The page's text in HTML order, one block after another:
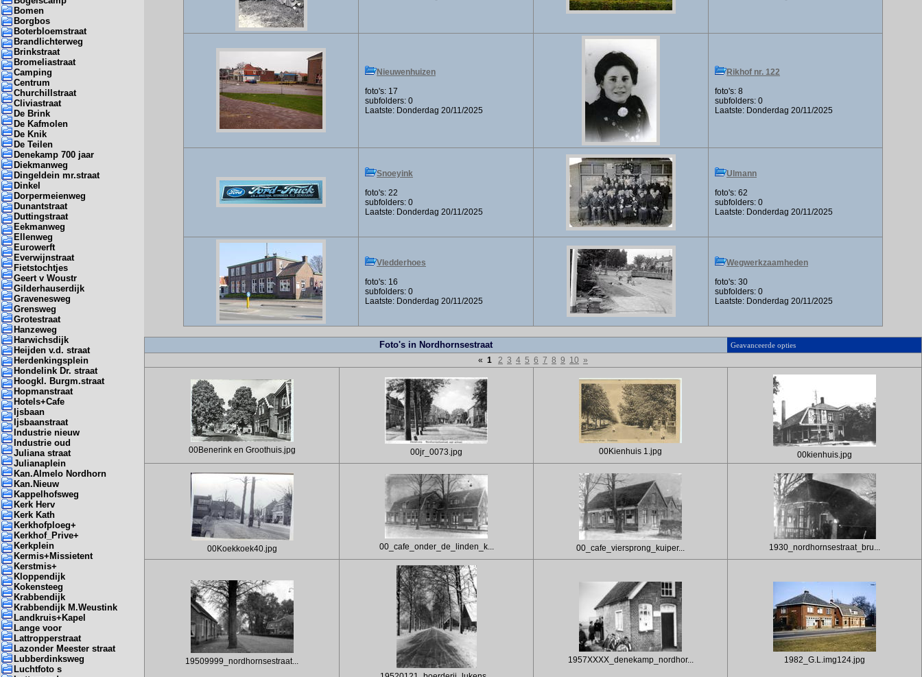
Bomen
Borgbos
Boterbloemstraat
Brandlichterweg
Brinkstraat
Bromeliastraat
Camping
Centrum
Churchillstraat
Cliviastraat
De Brink
De Kafmolen
De Knik
De Teilen
Denekamp 700 jaar
Diekmanweg
Dingeldein mr.straat
Dinkel
Dorpermeienweg
Dunantstraat
Duttingstraat
Eekmanweg
Ellenweg
Eurowerft
Everwijnstraat
Fietstochtjes
Geert v Woustr
Gilderhauserdijk
Gravenesweg
Grensweg
Grotestraat
Hanzeweg
Harwichsdijk
Heijden v.d. straat
Herdenkingsplein
Hondelink Dr. straat
Hoogkl. Burgm.straat
Hopmanstraat
Hotels+Cafe
Ijsbaan
Ijsbaanstraat
Industrie nieuw
Industrie oud
Juliana straat
Julianaplein
Kan.Almelo Nordhorn
Kan.Nieuw
Kappelhofsweg
Kerk Herv
Kerk Kath
Kerkhofploeg+
Kerkhof_Prive+
Kerkplein
Kermis+Missietent
Kerstmis+
Kloppendijk
Kokensteeg
Krabbendijk
Krabbendijk M.Weustink
Landkruis+Kapel
Lange voor
Lattropperstraat
Lazonder Meester straat
Lubberdinksweg
Luchtfoto s
Nieuwenhuizen
foto's: 17
subfolders: 0
Laatste: Donderdag 20/11/2025
Rikhof nr. 122
foto's: 8
subfolders: 0
Laatste: Donderdag 20/11/2025
Snoeyink
foto's: 22
subfolders: 0
Laatste: Donderdag 20/11/2025
Ulmann
foto's: 62
subfolders: 0
Laatste: Donderdag 20/11/2025
Vledderhoes
foto's: 16
subfolders: 0
Laatste: Donderdag 20/11/2025
Wegwerkzaamheden
foto's: 30
subfolders: 0
Laatste: Donderdag 20/11/2025
Foto's in Nordhornsestraat Geavanceerde opties
« 1 2 3 4 5 6 7 8 9 10 »
00Benerink en Groothuis.jpg 00jr_0073.jpg 00Kienhuis 1.jpg 00kienhuis.jpg
00Koekkoek40.jpg 00_cafe_onder_de_linden_k... 00_cafe_viersprong_kuiper... 1930_nordhornsestraat_bru...
19509999_nordhornsestraat...
1957XXXX_denekamp_nordhor... 1982_G.L.img124.jpg